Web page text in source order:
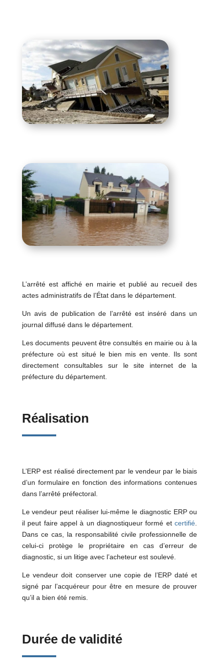
L’arrêté est affiché en mairie et publié au recueil des
actes administratifs de l’État dans le département.
Un avis de publication de l’arrêté est inséré dans un
journal diffusé dans le département.
Les documents peuvent être consultés en mairie ou à la
préfecture où est situé le bien mis en vente. Ils sont
directement consultables sur le site internet de la
préfecture du département.
Réalisation
L’ERP est réalisé directement par le vendeur par le biais
d’un formulaire en fonction des informations contenues
dans l’arrêté préfectoral.
Le vendeur peut réaliser lui-même le diagnostic ERP ou
il peut faire appel à un diagnostiqueur formé etcertifié
Dans ce cas, la responsabilité civile professionnelle de
celui-ci protège le propriétaire en cas d’erreur de
diagnostic, si un litige avec l’acheteur est soulevé.
Le vendeur doit conserver une copie de l’ERP daté et
signé par l’acquéreur pour être en mesure de prouver
qu’il a bien été remis.
Durée de validité